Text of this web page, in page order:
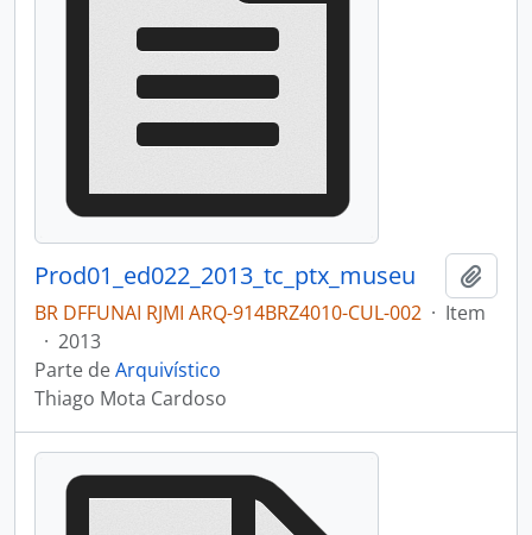
Prod01_ed022_2013_tc_ptx_museu
BR DFFUNAI RJMI ARQ-914BRZ4010-CUL-002 · Item
· 2013
Parte deArquivístico
Thiago Mota Cardoso